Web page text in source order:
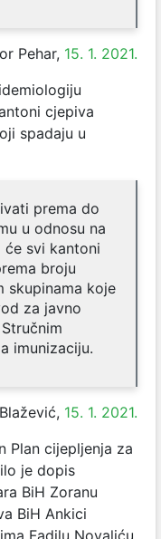
Pehar, 15. 1. 2021.
cjepiva
spadaju u
prema do
u odnosu na
svi kantoni
broju
skupinama koje
za javno
imunizaciju.
15. 1. 2021.
Plan cijepljenja za
je dopis
BiH Zoranu
BiH Ankici